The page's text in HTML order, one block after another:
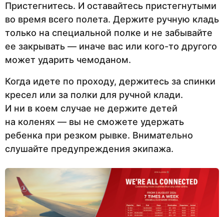
Пристегнитесь. И оставайтесь пристегнутыми
во время всего полета. Держите ручную кладь
только на специальной полке и не забывайте
ее закрывать — иначе вас или кого-то другого
может ударить чемоданом.
Когда идете по проходу, держитесь за спинки
кресел или за полки для ручной клади.
И ни в коем случае не держите детей
на коленях — вы не сможете удержать
ребенка при резком рывке. Внимательно
слушайте предупреждения экипажа.